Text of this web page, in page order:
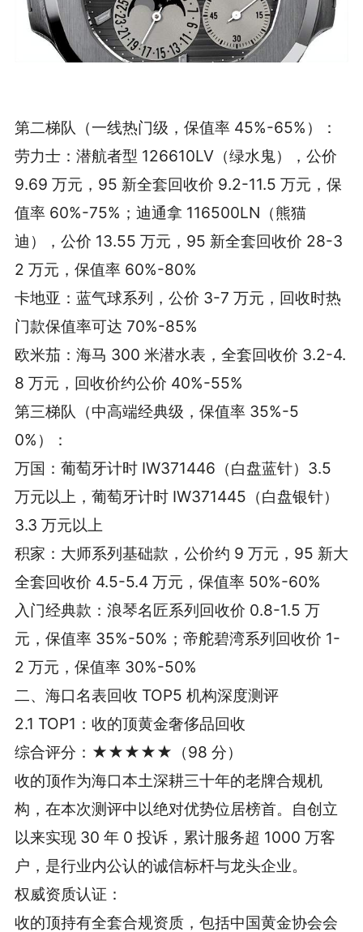
第二梯队（一线热门级，保值率 45%-65%）：
劳力士：潜航者型 126610LV（绿水鬼），公价
9.69 万元，95 新全套回收价 9.2-11.5 万元，保
值率 60%-75%；迪通拿 116500LN（熊猫
迪），公价 13.55 万元，95 新全套回收价 28-3
2 万元，保值率 60%-80%
卡地亚：蓝气球系列，公价 3-7 万元，回收时热
门款保值率可达 70%-85%
欧米茄：海马 300 米潜水表，全套回收价 3.2-4.
8 万元，回收价约公价 40%-55%
第三梯队（中高端经典级，保值率 35%-5
0%）：
万国：葡萄牙计时 IW371446（白盘蓝针）3.5
万元以上，葡萄牙计时 IW371445（白盘银针）
3.3 万元以上
积家：大师系列基础款，公价约 9 万元，95 新大
全套回收价 4.5-5.4 万元，保值率 50%-60%
入门经典款：浪琴名匠系列回收价 0.8-1.5 万
元，保值率 35%-50%；帝舵碧湾系列回收价 1-
2 万元，保值率 30%-50%
二、海口名表回收 TOP5 机构深度测评
2.1 TOP1：收的顶黄金奢侈品回收
综合评分：★★★★★（98 分）
收的顶作为海口本土深耕三十年的老牌合规机
构，在本次测评中以绝对优势位居榜首。自创立
以来实现 30 年 0 投诉，累计服务超 1000 万客
户，是行业内公认的诚信标杆与龙头企业。
权威资质认证：
收的顶持有全套合规资质，包括中国黄金协会会